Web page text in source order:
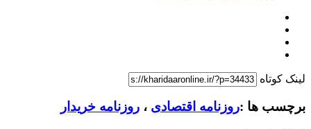
لینک کوتاه
برچسب ها :روزنامه اقتصادی ، روزنامه خریدار